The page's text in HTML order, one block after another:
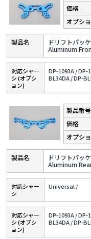
ドリフトパッ
Aluminum
対応シャー
シ (オプシ
ョン)
DP-1093A /DP-
BL34DA /DP-
ドリフトパッ
Aluminum
対応シャー
シ
Universal /
対応シャー
シ (オプシ
ョン)
DP-1093A /DP-
BL34DA /DP-